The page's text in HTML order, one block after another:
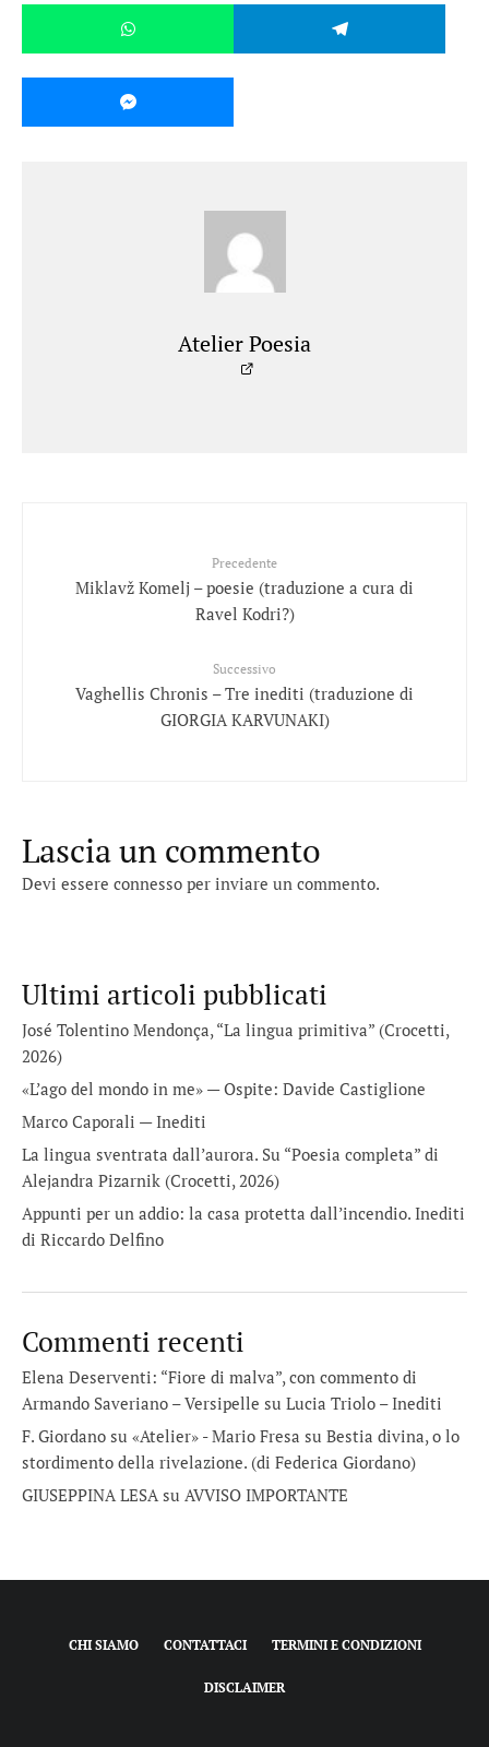
Atelier Poesia
Precedente
Miklavž Komelj – poesie (traduzione a cura di
Ravel Kodri?)
Successivo
Vaghellis Chronis – Tre inediti (traduzione di
GIORGIA KARVUNAKI)
Lascia un commento
Devi essere connesso per inviare un commento.
Ultimi articoli pubblicati
José Tolentino Mendonça, “La lingua primitiva” (Crocetti,
2026)
«L’ago del mondo in me» — Ospite: Davide Castiglione
Marco Caporali — Inediti
La lingua sventrata dall’aurora. Su “Poesia completa” di
Alejandra Pizarnik (Crocetti, 2026)
Appunti per un addio: la casa protetta dall’incendio. Inediti
di Riccardo Delfino
Commenti recenti
Elena Deserventi: “Fiore di malva”, con commento di
Armando Saveriano – Versipelle su Lucia Triolo – Inediti
F. Giordano su «Atelier» - Mario Fresa su Bestia divina, o lo
stordimento della rivelazione. (di Federica Giordano)
GIUSEPPINA LESAsu AVVISO IMPORTANTE
CHI SIAMO CONTATTACI TERMINI E CONDIZIONI
DISCLAIMER